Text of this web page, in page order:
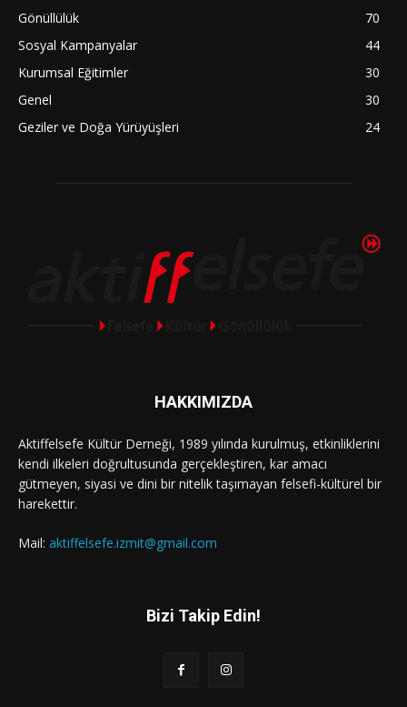
Gönüllülük
70
Sosyal Kampanyalar
44
Kurumsal Eğitimler
30
Genel
30
Geziler ve Doğa Yürüyüşleri
24
HAKKIMIZDA
Aktiffelsefe Kültür Derneği, 1989 yılında kurulmuş, etkinliklerini
kendi ilkeleri doğrultusunda gerçekleştiren, kar amacı
gütmeyen, siyasi ve dini bir nitelik taşımayan felsefi-kültürel bir
harekettir.
Mail: aktiffelsefe.izmit@gmail.com
Bizi Takip Edin!